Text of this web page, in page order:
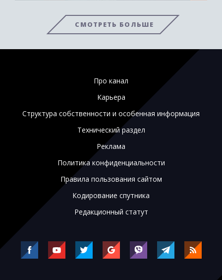
СМОТРЕТЬ БОЛЬШЕ
Про канал
Карьера
Структура собственности и особенная информация
Технический раздел
Реклама
Политика конфиденциальности
Правила пользования сайтом
Кодирование спутника
Редакционный статут